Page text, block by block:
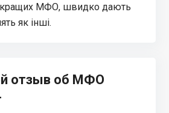
кращих МФО, швидко дають
як інші.
отзыв об МФО